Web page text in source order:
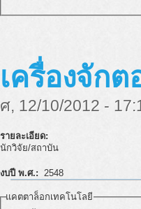
เครื่องจัก
ศ, 12/10/2012 -
รายละเอียด:
นักวิจัย/สถาบัน
งบปี พ.ศ.: 2548
แคตตาล็อกเทคโนโลยี